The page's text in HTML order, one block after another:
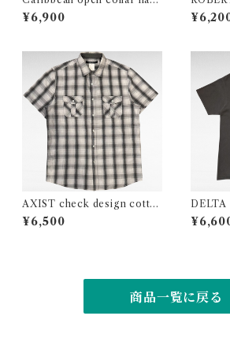
aiian design silk cotton shir
t
¥6,900
sign
AXIST check design cotto
n polyester shirt
¥6,500
Giants
商品一覧に戻る